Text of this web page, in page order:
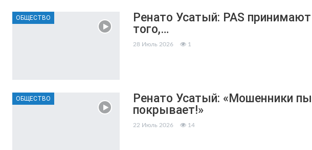
ОБЩЕСТВО
Ренато Усатый: PAS
того,…
28 Июль 2026 1
ОБЩЕСТВО
Ренато Усатый: «Мошенники
покрывает!»
22 Июль 2026 14